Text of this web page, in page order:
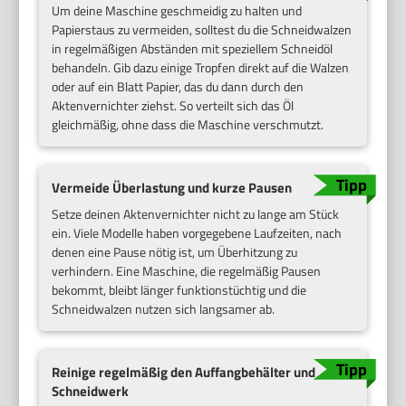
Um deine Maschine geschmeidig zu halten und
Papierstaus zu vermeiden, solltest du die Schneidwalzen
in regelmäßigen Abständen mit speziellem Schneidöl
behandeln. Gib dazu einige Tropfen direkt auf die Walzen
oder auf ein Blatt Papier, das du dann durch den
Aktenvernichter ziehst. So verteilt sich das Öl
gleichmäßig, ohne dass die Maschine verschmutzt.
Vermeide Überlastung und kurze Pausen
Setze deinen Aktenvernichter nicht zu lange am Stück
ein. Viele Modelle haben vorgegebene Laufzeiten, nach
denen eine Pause nötig ist, um Überhitzung zu
verhindern. Eine Maschine, die regelmäßig Pausen
bekommt, bleibt länger funktionstüchtig und die
Schneidwalzen nutzen sich langsamer ab.
Reinige regelmäßig den Auffangbehälter und
Schneidwerk